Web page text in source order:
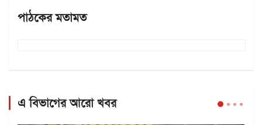
পাঠকের মতামত
এ বিভাগের আরো খবর